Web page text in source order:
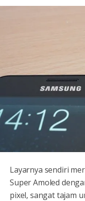
Layarnya sendiri
Super Amoled
pixel, sangat tajam